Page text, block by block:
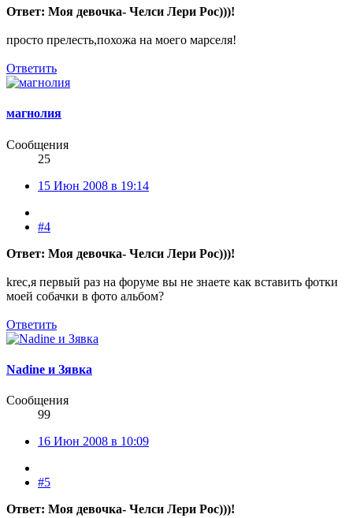
Ответ: Моя девочка- Челси Лери Рос)))!
просто прелесть,похожа на моего марселя!
Ответить
магнолия
Сообщения
25
15 Июн 2008 в 19:14
#4
Ответ: Моя девочка- Челси Лери Рос)))!
kreс,я первый раз на форуме вы не знаете как вставить фотки
моей собачки в фото альбом?
Ответить
Nadine и Зявка
Сообщения
99
16 Июн 2008 в 10:09
#5
Ответ: Моя девочка- Челси Лери Рос)))!